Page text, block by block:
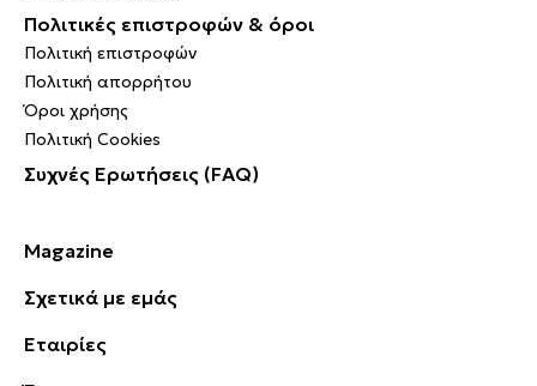
Πολιτικές επιστροφών & όροι
Πολιτική επιστροφών
Πολιτική απορρήτου
Όροι χρήσης
Πολιτική Cookies
Συχνές Ερωτήσεις (FAQ)
Magazine
Σχετικά με εμάς
Εταιρίες